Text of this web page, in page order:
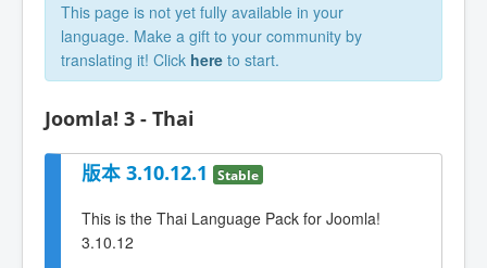
This page is not yet fully available in your
language. Make a gift to your community by
translating it! Click here to start.
Joomla! 3 - Thai
版本 3.10.12.1 Stable
This is the Thai Language Pack for Joomla!
3.10.12